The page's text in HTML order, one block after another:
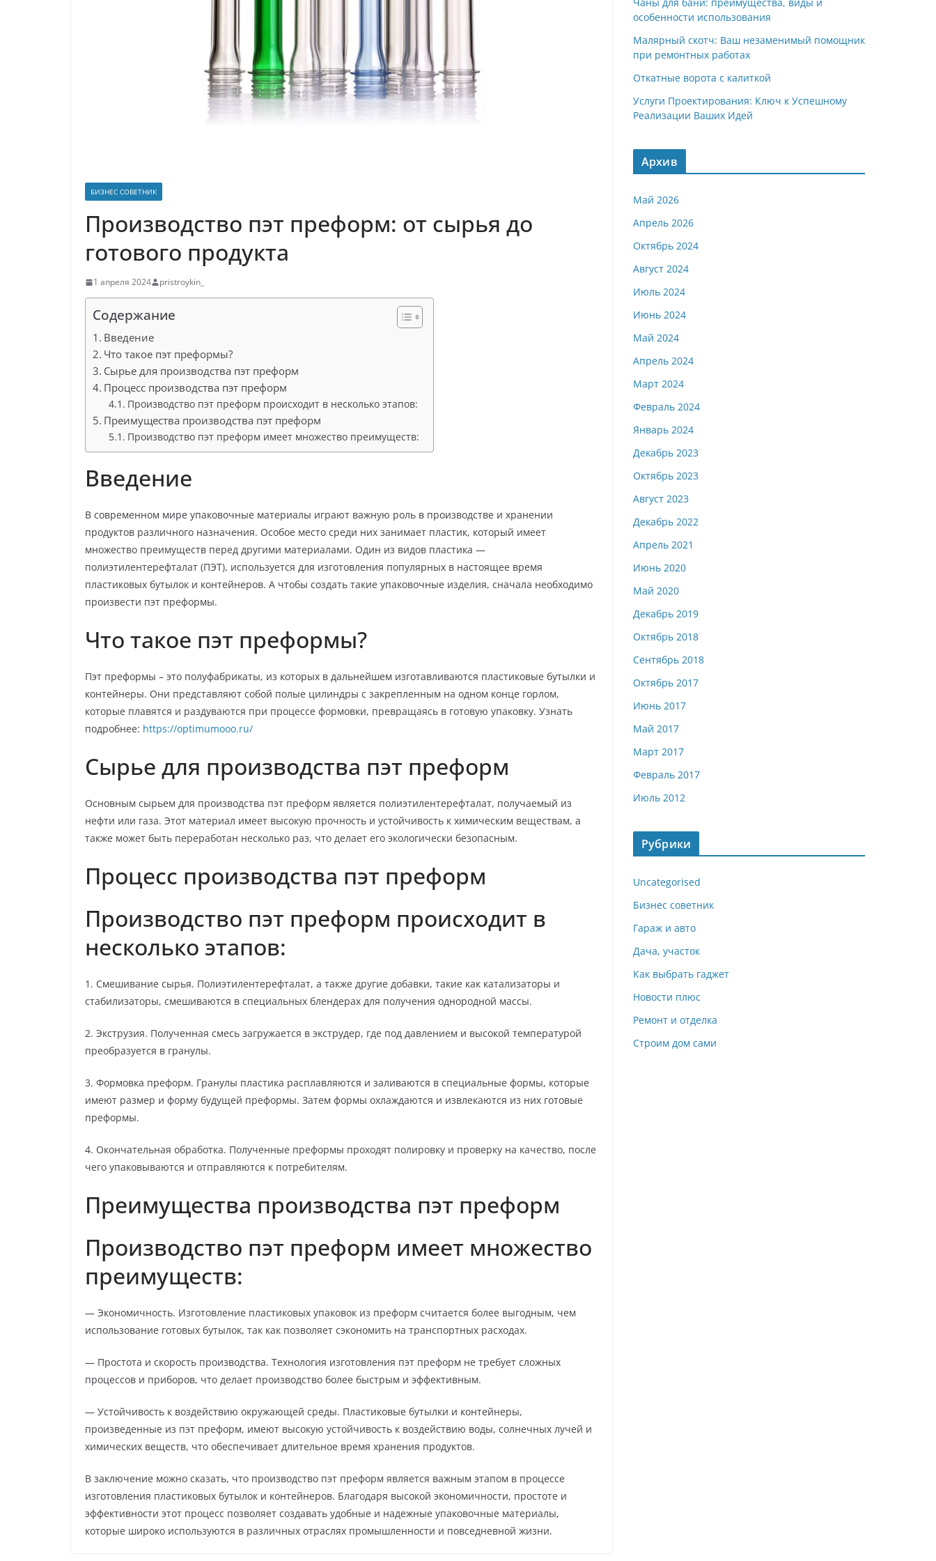
БИЗНЕС СОВЕТНИК
Производство пэт преформ: от сырья до
готового продукта
1 апреля 2024 pristroykin_
Содержание
Введение
Что такое пэт преформы?
Сырье для производства пэт преформ
Процесс производства пэт преформ
Производство пэт преформ происходит в несколько этапов:
Преимущества производства пэт преформ
Производство пэт преформ имеет множество преимуществ:
Введение
В современном мире упаковочные материалы играют важную роль в производстве и хранении
продуктов различного назначения. Особое место среди них занимает пластик, который имеет
множество преимуществ перед другими материалами. Один из видов пластика —
полиэтилентерефталат (ПЭТ), используется для изготовления популярных в настоящее время
пластиковых бутылок и контейнеров. А чтобы создать такие упаковочные изделия, сначала необходимо
произвести пэт преформы.
Что такое пэт преформы?
Пэт преформы – это полуфабрикаты, из которых в дальнейшем изготавливаются пластиковые бутылки и
контейнеры. Они представляют собой полые цилиндры с закрепленным на одном конце горлом,
которые плавятся и раздуваются при процессе формовки, превращаясь в готовую упаковку. Узнать
подробнее: https://optimumooo.ru/
Сырье для производства пэт преформ
Основным сырьем для производства пэт преформ является полиэтилентерефталат, получаемый из
нефти или газа. Этот материал имеет высокую прочность и устойчивость к химическим веществам, а
также может быть переработан несколько раз, что делает его экологически безопасным.
Процесс производства пэт преформ
Производство пэт преформ происходит в
несколько этапов:
1. Смешивание сырья. Полиэтилентерефталат, а также другие добавки, такие как катализаторы и
стабилизаторы, смешиваются в специальных блендерах для получения однородной массы.
2. Экструзия. Полученная смесь загружается в экструдер, где под давлением и высокой температурой
преобразуется в гранулы.
3. Формовка преформ. Гранулы пластика расплавляются и заливаются в специальные формы, которые
имеют размер и форму будущей преформы. Затем формы охлаждаются и извлекаются из них готовые
преформы.
4. Окончательная обработка. Полученные преформы проходят полировку и проверку на качество, после
чего упаковываются и отправляются к потребителям.
Преимущества производства пэт преформ
Производство пэт преформ имеет множество
преимуществ:
— Экономичность. Изготовление пластиковых упаковок из преформ считается более выгодным, чем
использование готовых бутылок, так как позволяет сэкономить на транспортных расходах.
— Простота и скорость производства. Технология изготовления пэт преформ не требует сложных
процессов и приборов, что делает производство более быстрым и эффективным.
— Устойчивость к воздействию окружающей среды. Пластиковые бутылки и контейнеры,
произведенные из пэт преформ, имеют высокую устойчивость к воздействию воды, солнечных лучей и
химических веществ, что обеспечивает длительное время хранения продуктов.
В заключение можно сказать, что производство пэт преформ является важным этапом в процессе
изготовления пластиковых бутылок и контейнеров. Благодаря высокой экономичности, простоте и
эффективности этот процесс позволяет создавать удобные и надежные упаковочные материалы,
которые широко используются в различных отраслях промышленности и повседневной жизни.
особенности использования
Малярный скотч: Ваш незаменимый помощник
при ремонтных работах
Откатные ворота с калиткой
Услуги Проектирования: Ключ к Успешному
Реализации Ваших Идей
Архив
Май 2026
Апрель 2026
Октябрь 2024
Август 2024
Июль 2024
Июнь 2024
Май 2024
Апрель 2024
Март 2024
Февраль 2024
Январь 2024
Декабрь 2023
Октябрь 2023
Август 2023
Декабрь 2022
Апрель 2021
Июнь 2020
Май 2020
Декабрь 2019
Октябрь 2018
Сентябрь 2018
Октябрь 2017
Июнь 2017
Май 2017
Март 2017
Февраль 2017
Июль 2012
Рубрики
Uncategorised
Бизнес советник
Гараж и авто
Дача, участок
Как выбрать гаджет
Новости плюс
Ремонт и отделка
Строим дом сами